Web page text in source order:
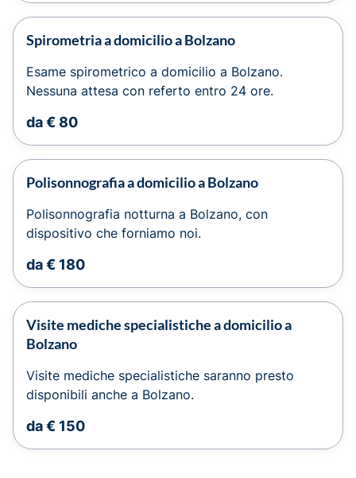
Spirometria a domicilio a Bolzano
Esame spirometrico a domicilio a Bolzano.
Nessuna attesa con referto entro 24 ore.
da € 80
Polisonnografia a domicilio a Bolzano
Polisonnografia notturna a Bolzano, con
dispositivo che forniamo noi.
da € 180
Visite mediche specialistiche a domicilio a
Bolzano
Visite mediche specialistiche saranno presto
disponibili anche a Bolzano.
da € 150